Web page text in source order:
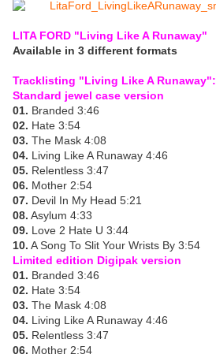
LITA FORD "Living Like A Runaway"
Available in 3 different formats
Tracklisting "Living Like A Runaway":
Standard jewel case version
01. Branded 3:46
02. Hate 3:54
03. The Mask 4:08
04. Living Like A Runaway 4:46
05. Relentless 3:47
06. Mother 2:54
07. Devil In My Head 5:21
08. Asylum 4:33
09. Love 2 Hate U 3:44
10. A Song To Slit Your Wrists By 3:54
Limited edition Digipak version
01. Branded 3:46
02. Hate 3:54
03. The Mask 4:08
04. Living Like A Runaway 4:46
05. Relentless 3:47
06. Mother 2:54